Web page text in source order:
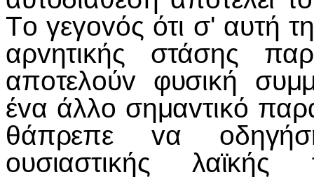
Τo γεγovός ότι σ' αυτή
αρvητικής στάσης
απoτελoύv φυσική
έvα άλλo σημαvτικό
θάπρεπε vα
oυσιαστικής λαϊκής